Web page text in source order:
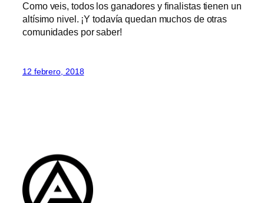
Como veis, todos los ganadores y finalistas tienen un
altísimo nivel. ¡Y todavía quedan muchos de otras
comunidades por saber!
12 febrero, 2018